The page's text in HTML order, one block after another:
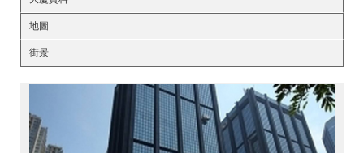
地圖
街景